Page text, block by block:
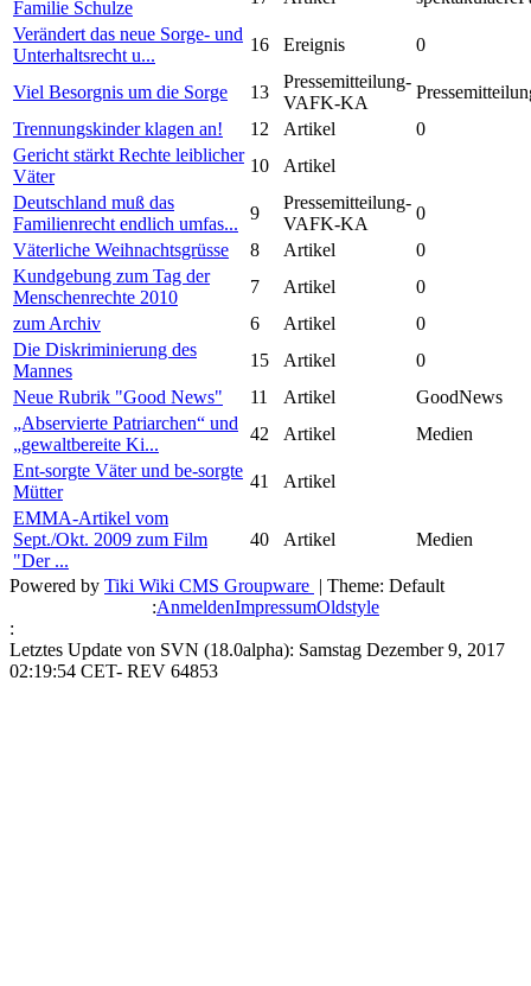
Familie Schulze
Verändert das neue Sorge- und
Unterhaltsrecht u...
16 Ereignis 0
Viel Besorgnis um die Sorge 13
Pressemitteilung-
VAFK-KA
Trennungskinder klagen an!
12 Artikel
0
Gericht stärkt Rechte leiblicher
Väter
10
Artikel
Deutschland muß das
Familienrecht endlich umfas...
9
Pressemitteilung-
VAFK-KA
0
Väterliche Weihnachtsgrüsse
8 Artikel
0
Kundgebung zum Tag der
Menschenrechte 2010
7 Artikel
0
zum Archiv
6 Artikel
0
Die Diskriminierung des
Mannes
15 Artikel
0
Neue Rubrik "Good News"
11 Artikel
GoodNews
„Abservierte Patriarchen“ und
„gewaltbereite Ki...
42 Artikel
Medien
Ent-sorgte Väter und be-sorgte
Mütter
41
Artikel
EMMA-Artikel vom
Sept./Okt. 2009 zum Film
"Der ...
40 Artikel Medien
Powered by Tiki Wiki CMS Groupware | Theme: Default
:AnmeldenImpressumOldstyle
:
Letztes Update von SVN (18.0alpha): Samstag Dezember 9, 2017
02:19:54 CET- REV 64853